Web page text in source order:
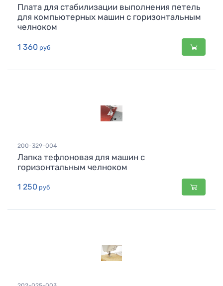
Плата для стабилизации выполнения петель
для компьютерных машин с горизонтальным
челноком
1 360 руб
200-329-004
Лапка тефлоновая для машин с
горизонтальным челноком
1 250 руб